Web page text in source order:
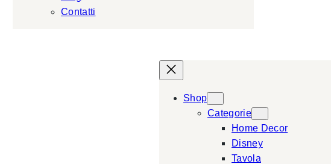
Contatti
Shop
Categorie
Home Decor
Disney
Tavola